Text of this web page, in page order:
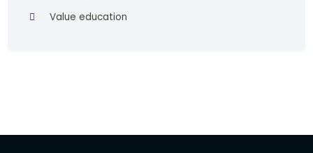
Value education